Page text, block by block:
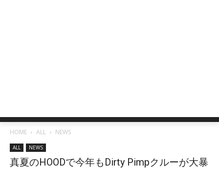
HOME ALL NEWS
ALL NEWS
真夏のHOODで今年もDirty Pimpクルーが大暴